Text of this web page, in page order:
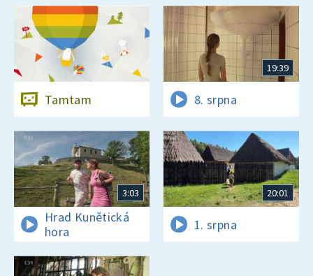
Tamtam
19:39
8. srpna
3:03
Hrad Kunětická
hora
20:01
1. srpna